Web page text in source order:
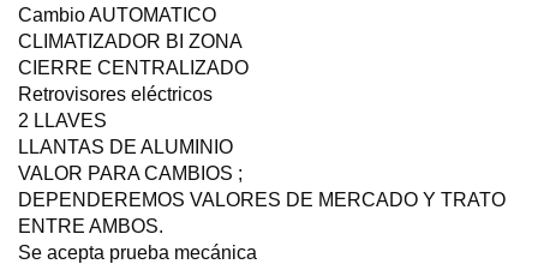
Cambio AUTOMATICO
CLIMATIZADOR BI ZONA
CIERRE CENTRALIZADO
Retrovisores eléctricos
2 LLAVES
LLANTAS DE ALUMINIO
VALOR PARA CAMBIOS ;
DEPENDEREMOS VALORES DE MERCADO Y TRATO
ENTRE AMBOS.
Se acepta prueba mecánica